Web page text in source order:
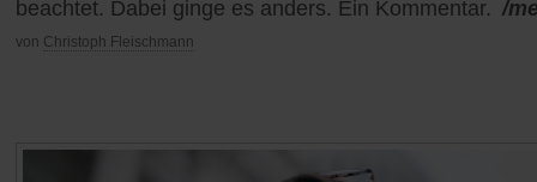
beachtet. Dabei ginge es anders. Ein Kommentar. /
von Christoph Fleischmann